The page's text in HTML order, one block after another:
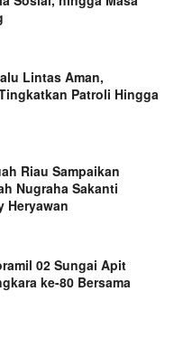
Lintas Aman,
Patroli Hingga
Riau Sampaikan
Nugraha Sakanti
Heryawan
02 Sungai Apit
ke-80 Bersama